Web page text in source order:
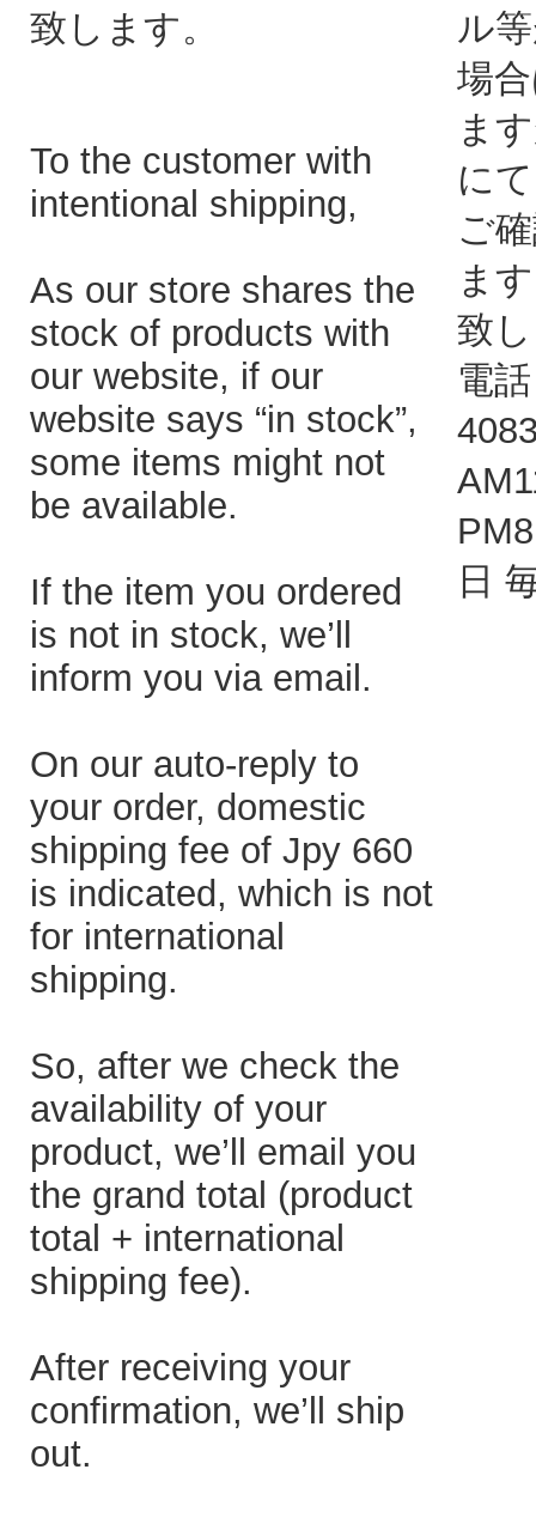
致します。
To the customer with
intentional shipping,
As our store shares the
stock of products with
our website, if our
website says “in stock”,
some items might not
be available.
If the item you ordered
is not in stock, we’ll
inform you via email.
On our auto-reply to
your order, domestic
shipping fee of Jpy 660
is indicated, which is not
for international
shipping.
So, after we check the
availability of your
product, we’ll email you
the grand total (product
total + international
shipping fee).
After receiving your
confirmation, we’ll ship
out.
ル
場
ま
に
ご
ま
致
電
日